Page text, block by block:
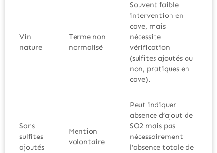
Vin
nature
Terme non
normalisé
Souvent faible
intervention en
cave, mais
nécessite
vérification
(sulfites ajoutés ou
non, pratiques en
cave).
Sans
sulfites
ajoutés
Mention
volontaire
Peut indiquer
absence d’ajout de
SO2 mais pas
nécessairement
l’absence totale de